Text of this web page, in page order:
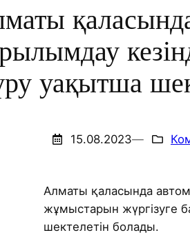
уақытша
15.08.2023—
Алматы қаласында
жұмыстарын жүргізуге
шектелетін болады.